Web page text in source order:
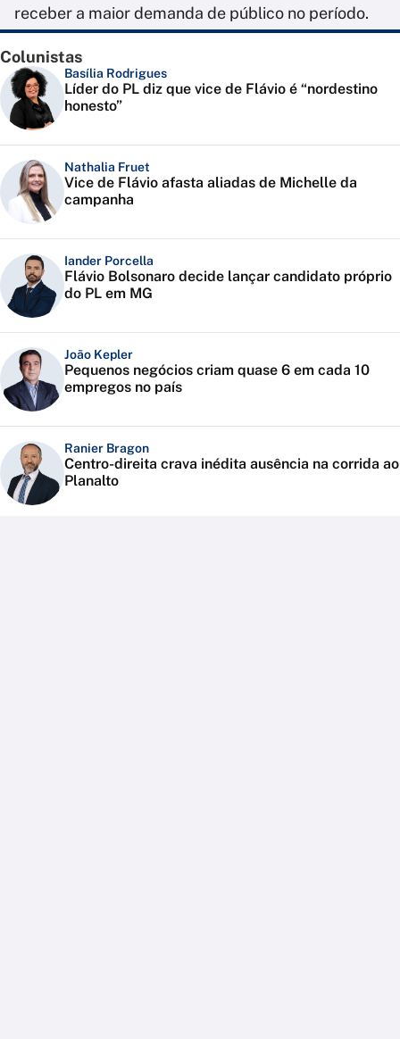
receber a maior demanda de público no período.
Colunistas
Basília Rodrigues
Líder do PL diz que vice de Flávio é “nordestino
honesto”
Nathalia Fruet
Vice de Flávio afasta aliadas de Michelle da
campanha
Iander Porcella
Flávio Bolsonaro decide lançar candidato próprio
do PL em MG
João Kepler
Pequenos negócios criam quase 6 em cada 10
empregos no país
Ranier Bragon
Centro-direita crava inédita ausência na corrida ao
Planalto